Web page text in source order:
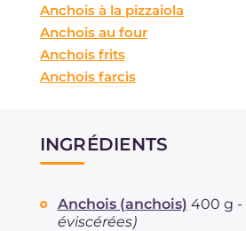
Anchois à la pizzaiola
Anchois au four
Anchois frits
Anchois farcis
INGRÉDIENTS
Anchois (anchois) 400 g -
éviscérées)